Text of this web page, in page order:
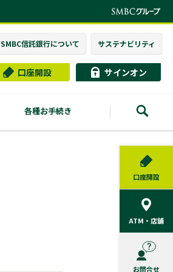
SMBC信託銀行について サステナビリティ
口座開設 サインオン
各種お手続き
口座開設
ATM・店舗
お問合せ